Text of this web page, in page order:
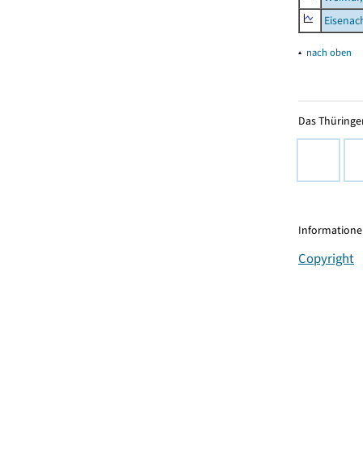
▴ nach oben
Das
Copyright